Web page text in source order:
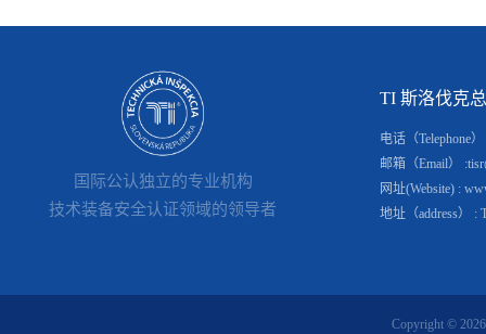
国际公认独立的专业机构
技术装备安全认证领域的领导者
TI 斯洛伐克
电话（Telephone
邮箱（Email）
网址(Website) :
地址（address） :
Copyright ©